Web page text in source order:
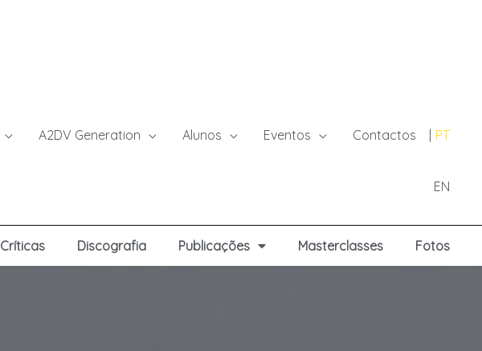
A2DV Generation Alunos Eventos Contactos PT
EN
Críticas Discografia Publicações Masterclasses Fotos